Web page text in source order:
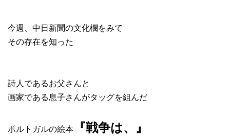
今週、中日新聞の文化欄をみて
その存在を知った
詩人であるお父さんと
画家である息子さんがタッグを組んだ
ポルトガルの絵本 『戦争は、』